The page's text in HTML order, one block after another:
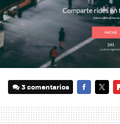
3 comentarios